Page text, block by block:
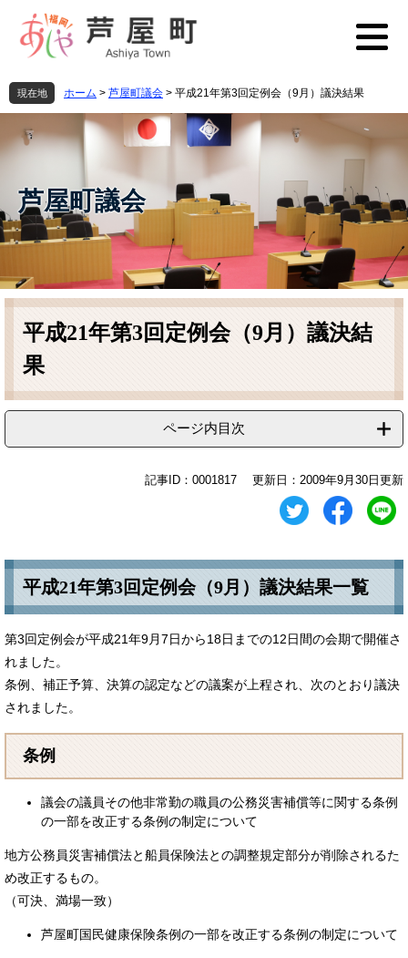
先
頭
す
を
飛
し
へ
現在地 ホーム > 芦屋町議会 > 平成21年第3回定例会（9月）議決結果
芦屋町議会
本
平成21年第3回定例会（9月）議決結
果
ページ内目次
記事ID：0001817 更新日：2009年9月30日更新
平成21年第3回定例会（9月）議決結果一覧
第3回定例会が平成21年9月7日から18日までの12日間の会期で開催さ
れました。
条例、補正予算、決算の認定などの議案が上程され、次のとおり議決
されました。
条例
議会の議員その他非常勤の職員の公務災害補償等に関する条例
の一部を改正する条例の制定について
地方公務員災害補償法と船員保険法との調整規定部分が削除されるた
め改正するもの。
（可決、満場一致）
芦屋町国民健康保険条例の一部を改正する条例の制定について